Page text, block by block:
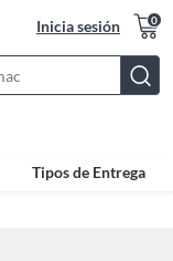
Inicia sesión 0
Bar
Tipos de Entrega